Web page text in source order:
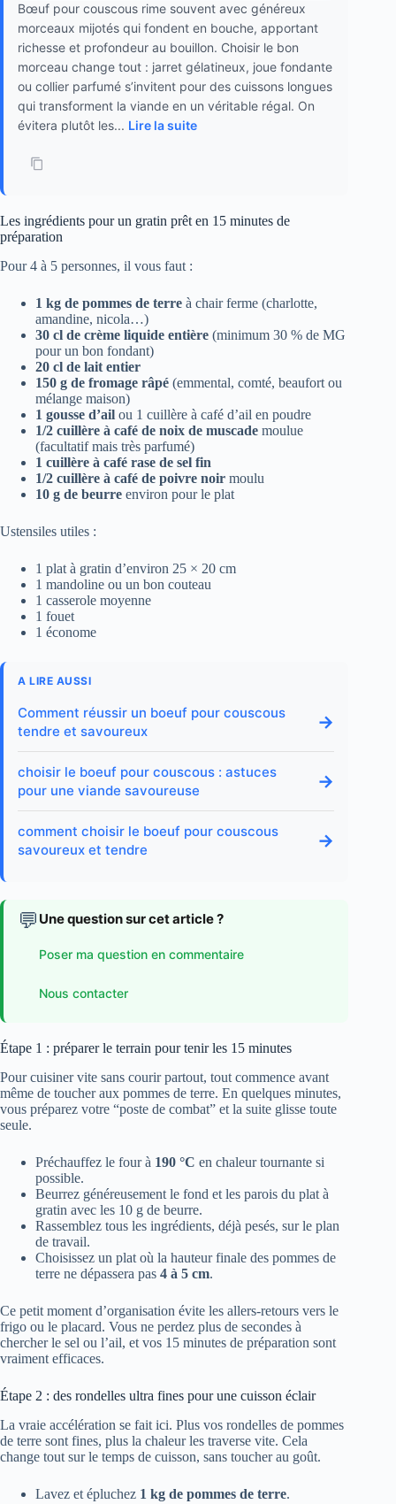
Bœuf pour couscous rime souvent avec généreux
morceaux mijotés qui fondent en bouche, apportant
richesse et profondeur au bouillon. Choisir le bon
morceau change tout : jarret gélatineux, joue fondante
ou collier parfumé s’invitent pour des cuissons longues
qui transforment la viande en un véritable régal. On
évitera plutôt les... Lire la suite
Les ingrédients pour un gratin prêt en 15 minutes de
préparation
Pour 4 à 5 personnes, il vous faut :
1 kg de pommes de terre à chair ferme (charlotte,
amandine, nicola…)
30 cl de crème liquide entière (minimum 30 % de MG
pour un bon fondant)
20 cl de lait entier
150 g de fromage râpé (emmental, comté, beaufort ou
mélange maison)
1 gousse d’ail ou 1 cuillère à café d’ail en poudre
1/2 cuillère à café de noix de muscade moulue
(facultatif mais très parfumé)
1 cuillère à café rase de sel fin
1/2 cuillère à café de poivre noir moulu
10 g de beurre environ pour le plat
Ustensiles utiles :
1 plat à gratin d’environ 25 × 20 cm
1 mandoline ou un bon couteau
1 casserole moyenne
1 fouet
1 économe
A LIRE AUSSI
Comment réussir un boeuf pour couscous
tendre et savoureux
→
choisir le boeuf pour couscous : astuces
pour une viande savoureuse
→
comment choisir le boeuf pour couscous
savoureux et tendre
→
💬 Une question sur cet article ?
Poser ma question en commentaire
Nous contacter
Étape 1 : préparer le terrain pour tenir les 15 minutes
Pour cuisiner vite sans courir partout, tout commence avant
même de toucher aux pommes de terre. En quelques minutes,
vous préparez votre “poste de combat” et la suite glisse toute
seule.
Préchauffez le four à 190 °C en chaleur tournante si
possible.
Beurrez généreusement le fond et les parois du plat à
gratin avec les 10 g de beurre.
Rassemblez tous les ingrédients, déjà pesés, sur le plan
de travail.
Choisissez un plat où la hauteur finale des pommes de
terre ne dépassera pas 4 à 5 cm.
Ce petit moment d’organisation évite les allers-retours vers le
frigo ou le placard. Vous ne perdez plus de secondes à
chercher le sel ou l’ail, et vos 15 minutes de préparation sont
vraiment efficaces.
Étape 2 : des rondelles ultra fines pour une cuisson éclair
La vraie accélération se fait ici. Plus vos rondelles de pommes
de terre sont fines, plus la chaleur les traverse vite. Cela
change tout sur le temps de cuisson, sans toucher au goût.
Lavez et épluchez 1 kg de pommes de terre.